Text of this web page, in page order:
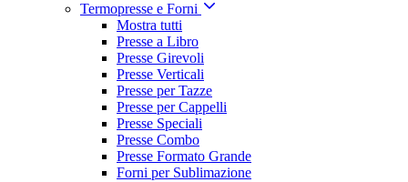
Termopresse e Forni
Mostra tutti
Presse a Libro
Presse Girevoli
Presse Verticali
Presse per Tazze
Presse per Cappelli
Presse Speciali
Presse Combo
Presse Formato Grande
Forni per Sublimazione